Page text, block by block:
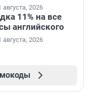
августа, 2026
11% на все
английского
августа, 2026